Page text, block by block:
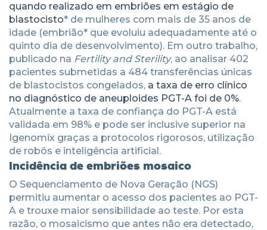
quando realizado em embriões em estágio de
blastocisto* de mulheres com mais de 35 anos de
idade (embrião* que evoluiu adequadamente até o
quinto dia de desenvolvimento). Em outro trabalho,
publicado na Fertility and Sterility, ao analisar 402
pacientes submetidas a 484 transferências únicas
de blastocistos congelados, a taxa de erro clínico
no diagnóstico de aneuploides PGT-A foi de 0%.
Atualmente a taxa de confiança do PGT-A está
validada em 98% e pode ser inclusive superior na
Igenomix graças a protocolos rigorosos, utilização
de robôs e inteligência artificial.
Incidência de embriões mosaico
O Sequenciamento de Nova Geração (NGS)
permitiu aumentar o acesso dos pacientes ao PGT-
A e trouxe maior sensibilidade ao teste. Por esta
razão, o mosaicismo que antes não era detectado,